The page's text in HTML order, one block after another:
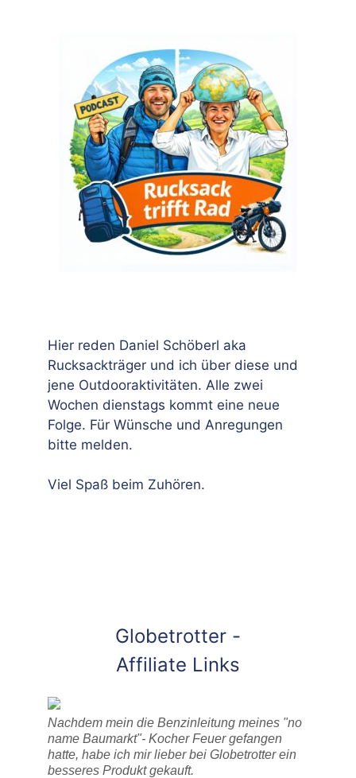
Hier reden Daniel Schöberl aka
Rucksackträger und ich über diese und
jene Outdooraktivitäten. Alle zwei
Wochen dienstags kommt eine neue
Folge. Für Wünsche und Anregungen
bitte melden.
Viel Spaß beim Zuhören.
Globetrotter -
Affiliate Links
Nachdem mein die Benzinleitung meines "no
name Baumarkt"- Kocher Feuer gefangen
hatte, habe ich mir lieber bei Globetrotter ein
besseres Produkt gekauft.